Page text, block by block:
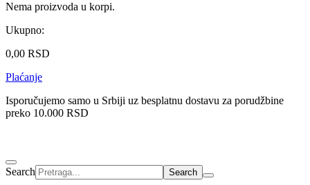
Nema proizvoda u korpi.
Ukupno:
0,00 RSD
Plaćanje
Isporučujemo samo u Srbiji uz besplatnu dostavu za porudžbine
preko 10.000 RSD
Search